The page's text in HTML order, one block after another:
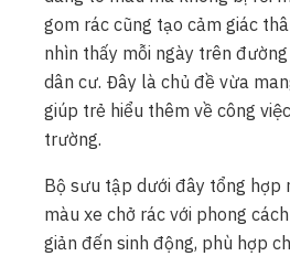
gom rác cũng tạo cảm giác
nhìn thấy mỗi ngày trên
dân cư. Đây là chủ đề vừa
giúp trẻ hiểu thêm về công
trường.
Bộ sưu tập dưới đây tổng hợp
màu xe chở rác với phong
giản đến sinh động, phù hợp